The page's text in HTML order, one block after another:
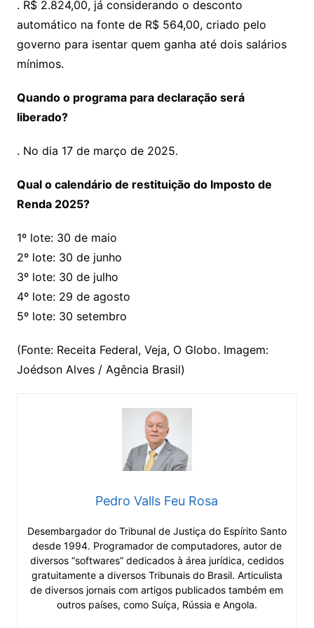
. R$ 2.824,00, já considerando o desconto
automático na fonte de R$ 564,00, criado pelo
governo para isentar quem ganha até dois salários
mínimos.
Quando o programa para declaração será
liberado?
. No dia 17 de março de 2025.
Qual o calendário de restituição do Imposto de
Renda 2025?
1º lote: 30 de maio
2º lote: 30 de junho
3º lote: 30 de julho
4º lote: 29 de agosto
5º lote: 30 setembro
(Fonte: Receita Federal, Veja, O Globo. Imagem:
Joédson Alves / Agência Brasil)
Pedro Valls Feu Rosa
Desembargador do Tribunal de Justiça do Espírito Santo
desde 1994. Programador de computadores, autor de
diversos “softwares” dedicados à área jurídica, cedidos
gratuitamente a diversos Tribunais do Brasil. Articulista
de diversos jornais com artigos publicados também em
outros países, como Suíça, Rússia e Angola.